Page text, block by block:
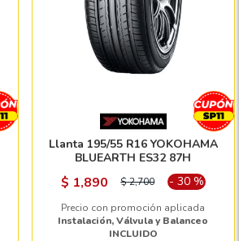
Llanta 195/55 R16 YOKOHAMA
BLUEARTH ES32 87H
$ 1,890 $2,700 - 30 %
Precio con promoción aplicada
Instalación, Válvula y Balanceo
INCLUIDO